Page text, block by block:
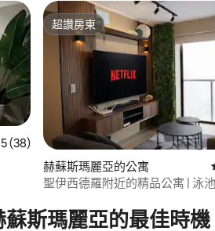
則評價中獲得 4.95 的平均評分（滿分 5
(38)
超讚房東
超讚房東
赫蘇斯瑪麗亞的公寓
聖伊西德羅附近的精品公寓 | 泳
斯瑪麗亞的最佳時機